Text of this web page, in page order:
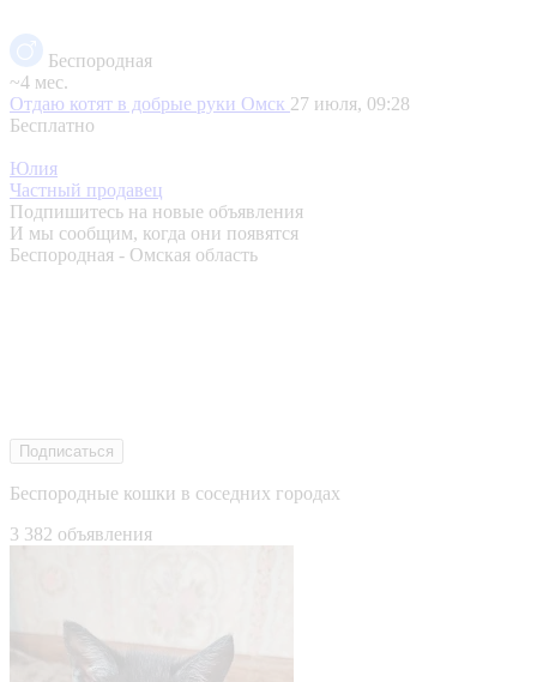
Беспородная
~4 мес.
Отдаю котят в добрые руки Омск 27 июля, 09:28
Бесплатно
Юлия
Частный продавец
Подпишитесь на новые объявления
И мы сообщим, когда они появятся
Беспородная - Омская область
Подписаться
Беспородные кошки в соседних городах
3 382 объявления